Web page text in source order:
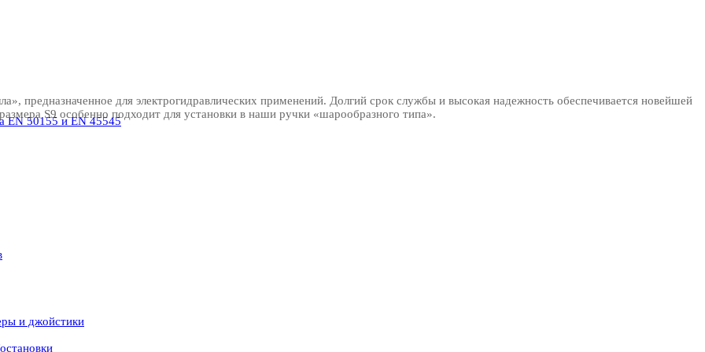
EN 50155 и EN 45545
и джойстики
предназначенное для электрогидравлических применений. Долгий срок службы и высокая надежность обеспечивается новейшей
S9 особенно подходит для установки в наши ручки «шарообразного типа».